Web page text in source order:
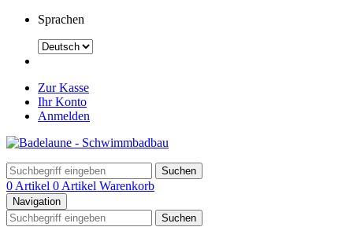
Sprachen
Zur Kasse
Ihr Konto
Anmelden
Suchen
0 Artikel 0 Artikel Warenkorb
Navigation
Suchen